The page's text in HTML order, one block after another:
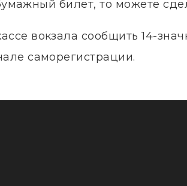
билет, то можете
вокзала сообщить 14-
саморегистрации.